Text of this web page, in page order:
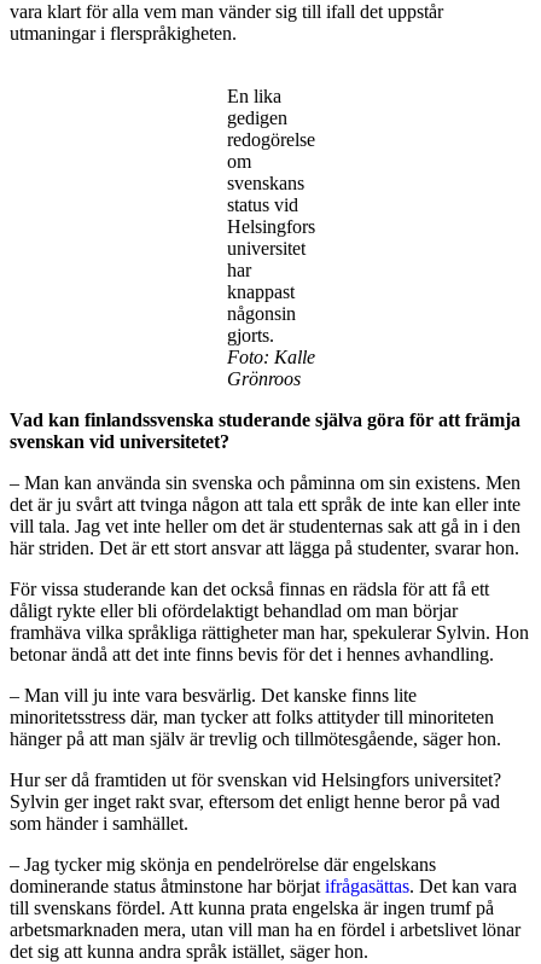
vara klart för alla vem man vänder sig till ifall det uppstår
utmaningar i flerspråkigheten.
En lika
gedigen
redogörelse
om
svenskans
status vid
Helsingfors
universitet
har
knappast
någonsin
gjorts.
Foto: Kalle
Grönroos
Vad kan finlandssvenska studerande själva göra för att främja
svenskan vid universitetet?
– Man kan använda sin svenska och påminna om sin existens. Men
det är ju svårt att tvinga någon att tala ett språk de inte kan eller inte
vill tala. Jag vet inte heller om det är studenternas sak att gå in i den
här striden. Det är ett stort ansvar att lägga på studenter, svarar hon.
För vissa studerande kan det också finnas en rädsla för att få ett
dåligt rykte eller bli ofördelaktigt behandlad om man börjar
framhäva vilka språkliga rättigheter man har, spekulerar Sylvin. Hon
betonar ändå att det inte finns bevis för det i hennes avhandling.
– Man vill ju inte vara besvärlig. Det kanske finns lite
minoritetsstress där, man tycker att folks attityder till minoriteten
hänger på att man själv är trevlig och tillmötesgående, säger hon.
Hur ser då framtiden ut för svenskan vid Helsingfors universitet?
Sylvin ger inget rakt svar, eftersom det enligt henne beror på vad
som händer i samhället.
– Jag tycker mig skönja en pendelrörelse där engelskans
dominerande status åtminstone har börjat ifrågasättas. Det kan vara
till svenskans fördel. Att kunna prata engelska är ingen trumf på
arbetsmarknaden mera, utan vill man ha en fördel i arbetslivet lönar
det sig att kunna andra språk istället, säger hon.